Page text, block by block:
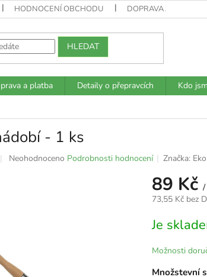
HODNOCENÍ OBCHODU DOPRAVA A PLATBA
HLEDAT
a platba Detaily o přepravcích Kdo
- 1 ks
Průměrné
Neohodnoceno Podrobnosti hodnocení Značka:
89 Kč /
73,55 Kč bez
cena:
Je
Možnosti
Množstevní